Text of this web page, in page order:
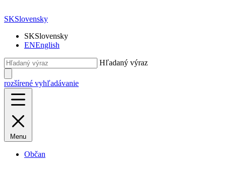
SKSlovensky
SKSlovensky
ENEnglish
Hľadaný výraz
rozšírené vyhľadávanie
Menu
Občan